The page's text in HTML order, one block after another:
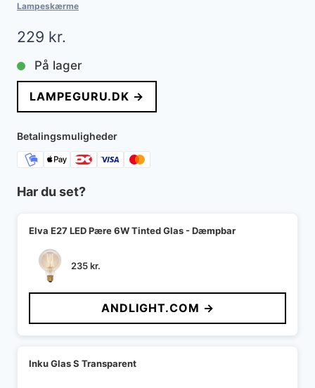
Lampeskærme
229 kr.
På lager
LAMPEGURU.DK →
Betalingsmuligheder
Har du set?
Elva E27 LED Pære 6W Tinted Glas - Dæmpbar
235kr.
ANDLIGHT.COM →
Inku Glas S Transparent